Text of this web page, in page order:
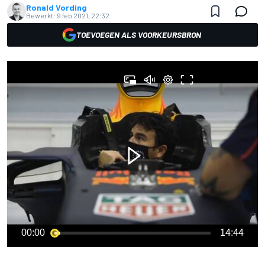
Ronald Vording
Bewerkt: 9 feb 2021, 22:32
TOEVOEGEN ALS VOORKEURSBRON
00:00 14:44